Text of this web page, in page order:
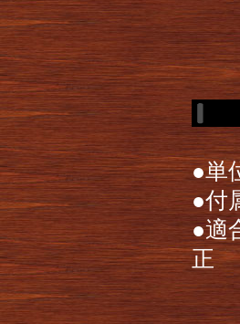
●単
●付
●適
正